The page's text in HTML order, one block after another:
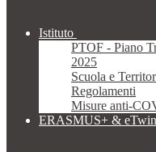
Istituto
PTOF - Piano
2025
Scuola e
Regolamenti
Misure anti-
ERASMUS+ &